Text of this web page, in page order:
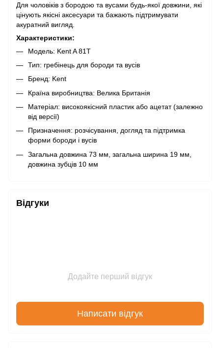
Для чоловіків з бородою та вусами будь-якої довжини, які
цінують якісні аксесуари та бажають підтримувати
акуратний вигляд.
Характеристики:
Модель: Kent A 81T
Тип: гребінець для бороди та вусів
Бренд: Kent
Країна виробництва: Велика Британія
Матеріал: високоякісний пластик або ацетат (залежно
від версії)
Призначення: розчісування, догляд та підтримка
форми бороди і вусів
Загальна довжина 73 мм, загальна ширина 19 мм,
довжина зубців 10 мм
Відгуки
Додайте перший відгук
Написати відгук